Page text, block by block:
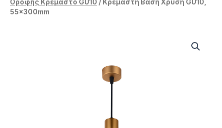
Οροφής Κρεμαστό GU10 / Κρεμαστή Βάση Χρυσή GU10,
55x300mm